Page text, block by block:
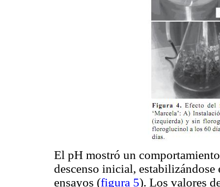
El pH mostró un
descenso inicial,
ensayos (figura 5). Los valores